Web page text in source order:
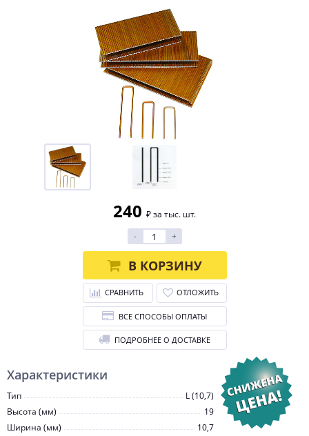
Характеристики
Тип
L (10,7)
Высота (мм)
19
Ширина (мм)
10,7
240 ₽ за тыс. шт.
-
+
В КОРЗИНУ
СРАВНИТЬ ОТЛОЖИТЬ
ВСЕ СПОСОБЫ ОПЛАТЫ
ПОДРОБНЕЕ О ДОСТАВКЕ